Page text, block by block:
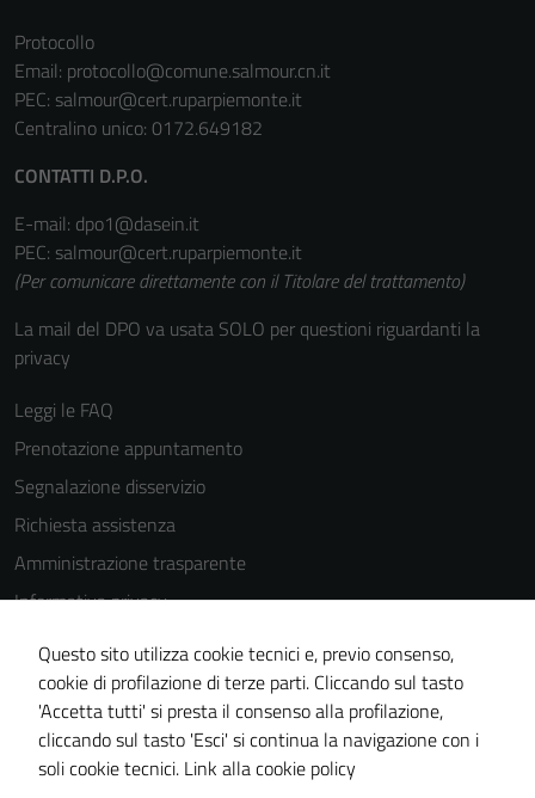
Protocollo
Email: protocollo@comune.salmour.cn.it
PEC: salmour@cert.ruparpiemonte.it
Centralino unico: 0172.649182
CONTATTI D.P.O.
E-mail: dpo1@dasein.it
PEC: salmour@cert.ruparpiemonte.it
(Per comunicare direttamente con il Titolare del trattamento)
La mail del DPO va usata SOLO per questioni riguardanti la
privacy
Leggi le FAQ
Prenotazione appuntamento
Segnalazione disservizio
Richiesta assistenza
Amministrazione trasparente
Informativa privacy
Cookie Policy
Note legali
Dichiarazione di accessibilità
Piano di miglioramento del sito
Questo sito utilizza cookie tecnici e, previo consenso,
cookie di profilazione di terze parti. Cliccando sul tasto
'Accetta tutti' si presta il consenso alla profilazione,
cliccando sul tasto 'Esci' si continua la navigazione con i
soli cookie tecnici. Link alla cookie policy